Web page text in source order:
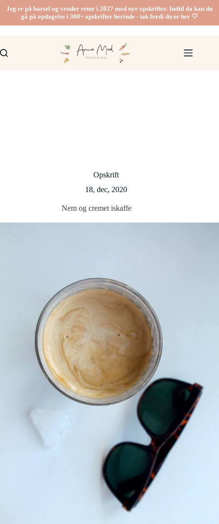
indhold
Jeg er på barsel og vender retur i 2027 med nye opskrifter. Indtil da kan du
gå på opdagelse i 300+ opskrifter herinde - tak fordi du er her 🤍
Opskrift
18, dec, 2020
Nem og cremet iskaffe